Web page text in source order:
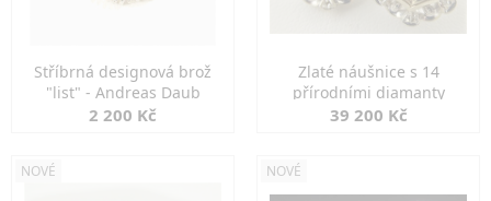
Stříbrná designová brož
"list" - Andreas Daub
2 200 Kč
Zlaté náušnice s 14
přírodními diamanty
39 200 Kč
NOVÉ NOVÉ